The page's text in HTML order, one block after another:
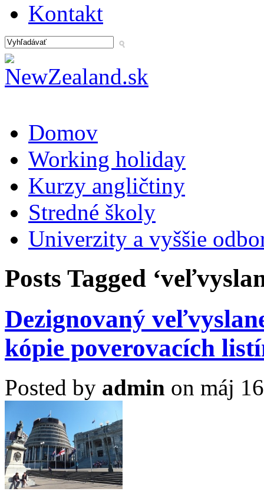
Kontakt
Domov
Working holiday
Kurzy angličtiny
Stredné školy
Univerzity a vyššie
Posts Tagged
Dezignovaný
kópie poverovacích
Posted by admin on máj